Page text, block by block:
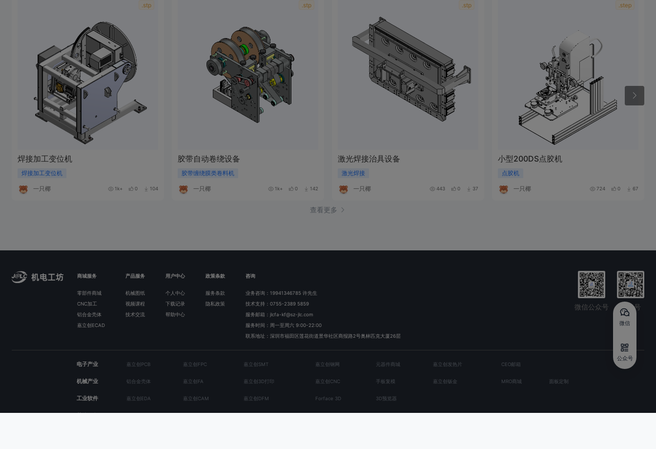
.stp
焊接加工变位机
焊接加工变位机
一只椰 1k+ 0 104
.stp
胶带自动卷绕设备
胶带缠绕膜类卷料机
一只椰 1k+ 0 142
.stp
激光焊接治具设备
激光焊接
一只椰 443 0 37
.step
小型200DS点胶机
点胶机
一只椰 724 0 67
查看更多
微信
公众号
商城服务 产品服务 用户中心 政策条款 咨询
零部件商城 机械图纸 个人中心 服务条款
业务咨询：19941346785 许先生
CNC加工
视频课程 下载记录 隐私政策
技术支持：0755-2389 5859
铝合金壳体
技术交流 帮助中心
服务邮箱：jlcfa-kf@sz-jlc.com
嘉立创ECAD
服务时间：周一至周六 9:00-22:00
联系地址：深圳市福田区莲花街道景华社区商报路2号奥林匹克大厦26层
微信公众号 抖音号
电子产业 嘉立创PCB 嘉立创FPC 嘉立创SMT 嘉立创钢网 元器件商城 嘉立创发热片 CEO邮箱
机械产业 铝合金壳体 嘉立创FA 嘉立创3D打印 嘉立创CNC 手板复模 嘉立创钣金 MRO商城 面板定制
工业软件 嘉立创EDA 嘉立创CAM 嘉立创DFM Forface 3D 3D预览器
其他服务